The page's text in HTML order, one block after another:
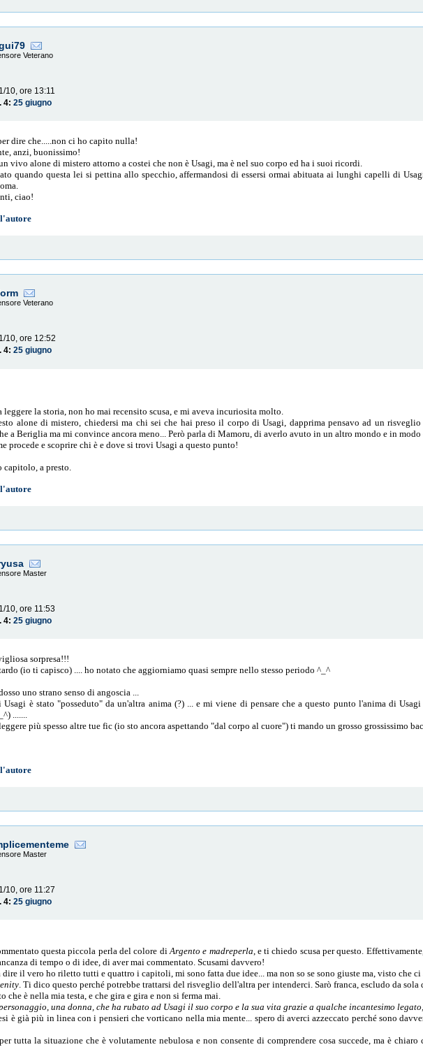
Veterano
10, ore 13:11
4:25 giugno
dire che.....non ci ho capito nulla!
anzi, buonissimo!
vivo alone di mistero attorno a costei che non è Usagi, ma è nel suo corpo ed ha i suoi ricordi.
quando questa lei si pettina allo specchio, affermandosi di essersi ormai abituata ai lunghi capelli di
ciao!
Veterano
10, ore 12:52
4:25 giugno
la storia, non ho mai recensito scusa, e mi aveva incuriosita molto.
alone di mistero, chiedersi ma chi sei che hai preso il corpo di Usagi, dapprima pensavo ad un
a Beriglia ma mi convince ancora meno... Però parla di Mamoru, di averlo avuto in un altro mondo e in modo
procede e scoprire chi è e dove si trovi Usagi a questo punto!
a presto.
Master
10, ore 11:53
4:25 giugno
sorpresa!!!
(io ti capisco) .... ho notato che aggiorniamo quasi sempre nello stesso periodo ^_^
uno strano senso di angoscia ...
è stato "posseduto" da un'altra anima (?) ... e mi viene di pensare che a questo punto l'anima di
.......
più spesso altre tue fic (io sto ancora aspettando "dal corpo al cuore") ti mando un grosso grossissimo
Master
10, ore 11:27
4:25 giugno
questa piccola perla del colore di Argento e madreperla , e ti chiedo scusa per questo.
di tempo o di idee, di aver mai commentato. Scusami davvero!
il vero ho riletto tutti e quattro i capitoli, mi sono fatta due idee... ma non so se sono giuste ma, visto che ci
. Ti dico questo perché potrebbe trattarsi del risveglio dell'altra per intenderci. Sarò franca, escludo da sola
che è nella mia testa, e che gira e gira e non si ferma mai.
una donna, che ha rubato ad Usagi il suo corpo e la sua vita grazie a qualche incantesimo
è già più in linea con i pensieri che vorticano nella mia mente... spero di averci azzeccato perché sono
tutta la situazione che è volutamente nebulosa e non consente di comprendere cosa succede, ma è